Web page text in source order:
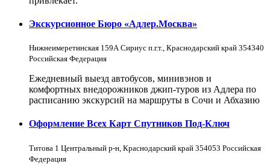
Экскурсионное Бюро «Адлер.Москва»
Нижнеимеретинская 159А Сириус п.г.т., Краснодарский край 354340
Российская Федерация
Ежедневный выезд автобусов, минивэнов и
комфортных внедорожников джип-туров из Адлера по
расписанию экскурсий на маршруты в Сочи и Абхазию
Оформление Всех Карт Спутников Под-Ключ
Титова 1 Центральный р-н, Краснодарский край 354053 Российская
Федерация